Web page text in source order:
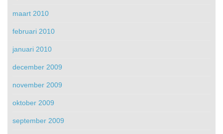
maart 2010
februari 2010
januari 2010
december 2009
november 2009
oktober 2009
september 2009